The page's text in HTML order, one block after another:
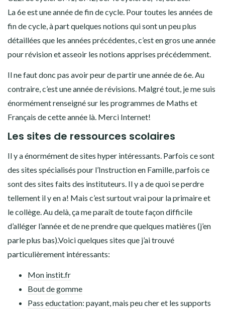
La 6e est une année de fin de cycle. Pour toutes les années de
fin de cycle, à part quelques notions qui sont un peu plus
détaillées que les années précédentes, c’est en gros une année
pour révision et asseoir les notions apprises précédemment.
Il ne faut donc pas avoir peur de partir une année de 6e. Au
contraire, c’est une année de révisions. Malgré tout, je me suis
énormément renseigné sur les programmes de Maths et
Français de cette année là. Merci Internet!
Les sites de ressources scolaires
Il y a énormément de sites hyper intéressants. Parfois ce sont
des sites spécialisés pour l’Instruction en Famille, parfois ce
sont des sites faits des instituteurs. Il y a de quoi se perdre
tellement il y en a! Mais c’est surtout vrai pour la primaire et
le collège. Au delà, ça me paraît de toute façon difficile
d’alléger l’année et de ne prendre que quelques matières (j’en
parle plus bas).Voici quelques sites que j’ai trouvé
particulièrement intéressants:
Mon instit.fr
Bout de gomme
Pass eductation: payant, mais peu cher et les supports